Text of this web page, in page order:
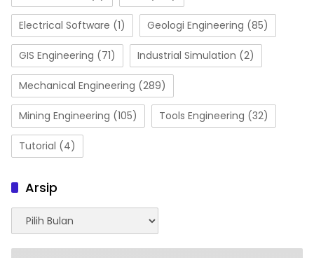
Electrical Software (1) Geologi Engineering (85)
GIS Engineering (71) Industrial Simulation (2)
Mechanical Engineering (289)
Mining Engineering (105) Tools Engineering (32)
Tutorial (4)
Arsip
Arsip